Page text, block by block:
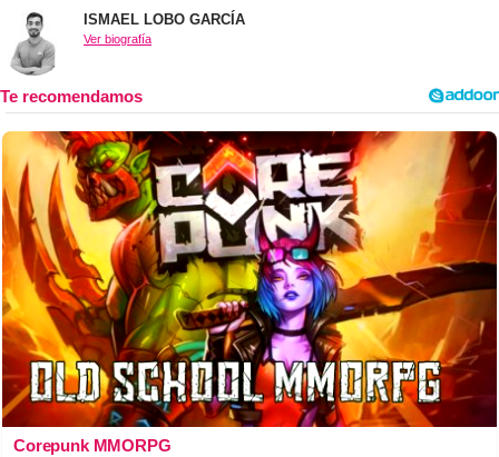
ISMAEL LOBO GARCÍA
Ver biografía
Corepunk MMORPG